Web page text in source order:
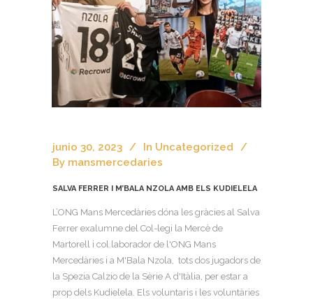
junio 30, 2023 In Uncategorized
By mansmercedaries
SALVA FERRER I M’BALA NZOLA AMB ELS KUDIELELA
L’ONG Mans Mercedàries dóna les gràcies al Salva
Ferrer exalumne del Col-legi la Mercè de
Martorell i col.laborador de l'ONG Mans
Mercedàries i a M'Bala Nzola, tots dos jugadors de
la Spezia Calzio de la Sèrie A d'Itàlia, per estar a
prop dels Kudielela. Els voluntaris i les voluntàries